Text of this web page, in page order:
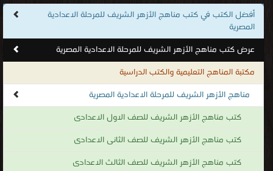
أفضل الكتب في كتب مناهج الأزهر الشريف للمرحلة الاعدادية
المصرية
عرض كتب مناهج الأزهر الشريف للمرحلة الاعدادية المصرية
مكتبة المناهج التعليمية والكتب الدراسية
مناهج الأزهر الشريف للمرحلة الاعدادية المصرية
كتب مناهج الأزهر الشريف للصف الاول الاعدادى
كتب مناهج الأزهر الشريف للصف الثانى الاعدادى
كتب مناهج الأزهر الشريف للصف الثالث الاعدادى